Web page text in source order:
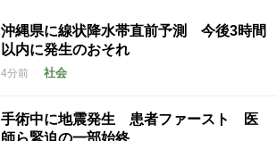
沖縄県に線状降水帯直前予測 今後3時間
以内に発生のおそれ
4分前 社会
手術中に地震発生 患者ファースト 医
師ら緊迫の一部始終